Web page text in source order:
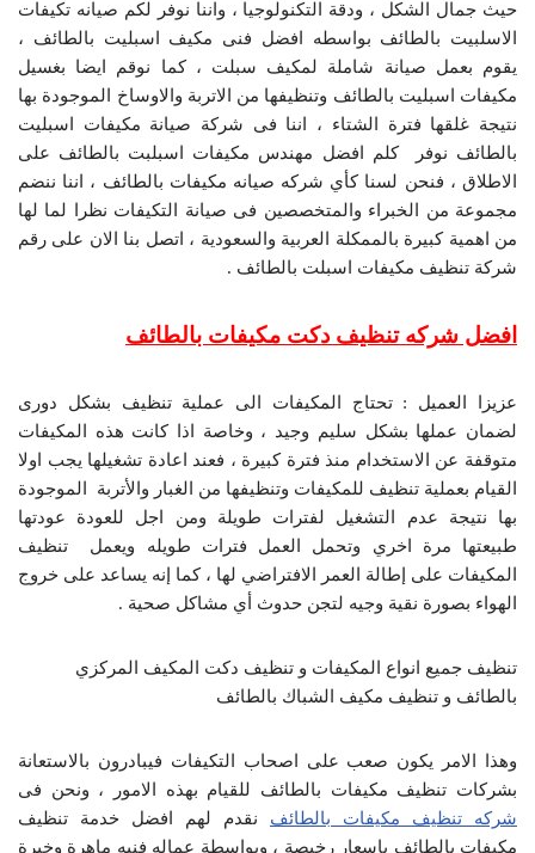
حيث جمال الشكل ، ودقة التكنولوجيا ، واننا نوفر لكم صيانه تكيفات
الاسلبيت بالطائف بواسطه افضل فنى مكيف اسبليت بالطائف ،
يقوم بعمل صيانة شاملة لمكيف سبلت ، كما نوقم ايضا بغسيل
مكيفات اسبليت بالطائف وتنظيفها من الاتربة والاوساخ الموجودة بها
نتيجة غلقها فترة الشتاء ، اننا فى شركة صيانة مكيفات اسبليت
بالطائف نوفر كلم افضل مهندس مكيفات اسبلبت بالطائف على
الاطلاق ، فنحن لسنا كأي شركه صيانه مكيفات بالطائف ، اننا ننضم
مجموعة من الخبراء والمتخصصين فى صيانة التكيفات نظرا لما لها
من اهمية كبيرة بالممكلة العربية والسعودية ، اتصل بنا الان على رقم
شركة تنظيف مكيفات اسبلت بالطائف .
افضل شركه تنظيف دكت مكيفات بالطائف
عزيزا العميل : تحتاج المكيفات الى عملية تنظيف بشكل دورى
لضمان عملها بشكل سليم وجيد ، وخاصة اذا كانت هذه المكيفات
متوقفة عن الاستخدام منذ فترة كبيرة ، فعند اعادة تشغيلها يجب اولا
القيام بعملية تنظيف للمكيفات وتنظيفها من الغبار والأتربة الموجودة
بها نتيجة عدم التشغيل لفترات طويلة ومن اجل للعودة عودتها
طبيعتها مرة اخري وتحمل العمل فترات طويله ويعمل تنظيف
المكيفات على إطالة العمر الافتراضي لها ، كما إنه يساعد على خروج
الهواء بصورة نقية وجيه لتجن حدوث أي مشاكل صحية .
تنظيف جميع انواع المكيفات و تنظيف دكت المكيف المركزي
بالطائف و تنظيف مكيف الشباك بالطائف
وهذا الامر يكون صعب على اصحاب التكيفات فيبادرون بالاستعانة
بشركات تنظيف مكيفات بالطائف للقيام بهذه الامور ، ونحن فى
شركه تنظيف مكيفات بالطائف نقدم لهم افضل خدمة تنظيف
مكيفات بالطائف باسعار رخيصة ، وبواسطة عماله فنيه ماهرة وخبرة